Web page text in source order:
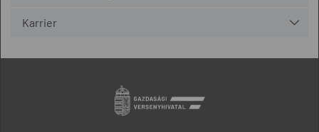
Karrier